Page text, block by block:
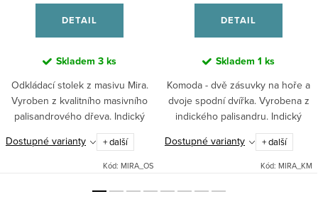
DETAIL
Skladem 3 ks
Odkládací stolek z masivu Mira.
Vyroben z kvalitního masivního
palisandrového dřeva. Indický
stylový nábytek.
Dostupné varianty + další
Kód: MIRA_OS
DETAIL
Skladem 1 ks
Komoda - dvě zásuvky na hoře a
dvoje spodní dvířka. Vyrobena z
indického palisandru. Indický
stylový nábytek.
Dostupné varianty + další
Kód: MIRA_KM